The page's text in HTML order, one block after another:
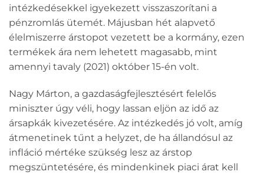
intézkedésekkel igyekezett visszaszorítani a
pénzromlás ütemét. Májusban hét alapvető
élelmiszerre árstopot vezetett be a kormány, ezen
termékek ára nem lehetett magasabb, mint
amennyi tavaly (2021) október 15-én volt.
Nagy Márton, a gazdaságfejlesztésért felelős
miniszter úgy véli, hogy lassan eljön az idő az
ársapkák kivezetésére. Az intézkedés jó volt, amíg
átmenetinek tűnt a helyzet, de ha állandósul az
infláció mértéke szükség lesz az árstop
megszüntetésére, és mindenkinek piaci árat kell